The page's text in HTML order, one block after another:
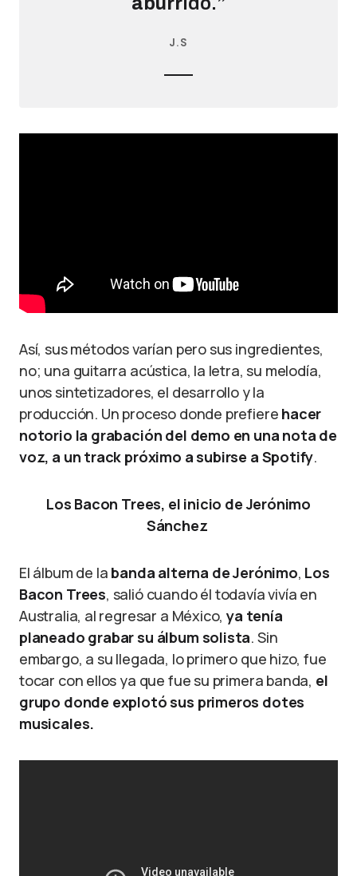
J.S
Así, sus métodos varían pero sus ingredientes,
no; una guitarra acústica, la letra, su melodía,
unos sintetizadores, el desarrollo y la
producción. Un proceso donde prefiere hacer
notorio la grabación del demo en una nota de
voz, a un track próximo a subirse a Spotify.
Los Bacon Trees, el inicio de Jerónimo
Sánchez
El álbum de la banda alterna de Jerónimo, Los
Bacon Trees, salió cuando él todavía vivía en
Australia, al regresar a México,ya tenía
planeado grabar su álbum solista. Sin
embargo, a su llegada, lo primero que hizo, fue
tocar con ellos ya que fue su primera banda, el
grupo donde explotó sus primeros dotes
musicales.